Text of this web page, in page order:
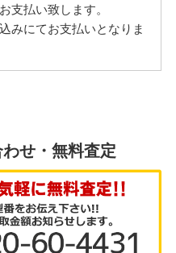
支払い致します。
みにてお支払いとなりま
せ・無料査定